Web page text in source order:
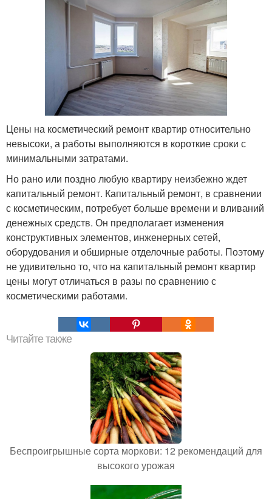
Цены на косметический ремонт квартир относительно
невысоки, а работы выполняются в короткие сроки с
минимальными затратами.
Но рано или поздно любую квартиру неизбежно ждет
капитальный ремонт. Капитальный ремонт, в сравнении
с косметическим, потребует больше времени и вливаний
денежных средств. Он предполагает изменения
конструктивных элементов, инженерных сетей,
оборудования и обширные отделочные работы. Поэтому
не удивительно то, что на капитальный ремонт квартир
цены могут отличаться в разы по сравнению с
косметическими работами.
Читайте также
Беспроигрышные сорта моркови: 12 рекомендаций для
высокого урожая